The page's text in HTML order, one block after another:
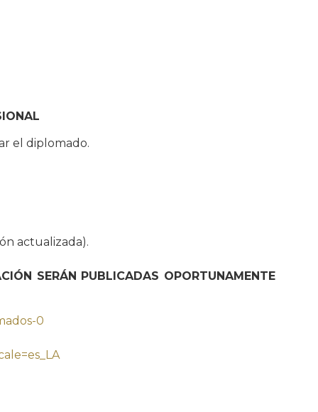
el diplomado.
actualizada).
SERÁN PUBLICADAS OPORTUNAMENTE
0